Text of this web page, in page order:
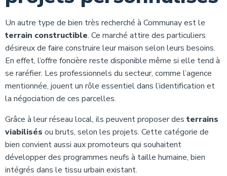
Un autre type de bien très recherché à Communay est le
terrain constructible. Ce marché attire des particuliers
désireux de faire construire leur maison selon leurs besoins.
En effet, l’offre foncière reste disponible même si elle tend à
se raréfier. Les professionnels du secteur, comme l’agence
mentionnée, jouent un rôle essentiel dans l’identification et
la négociation de ces parcelles.
Grâce à leur réseau local, ils peuvent proposer des terrains
viabilisés ou bruts, selon les projets. Cette catégorie de
bien convient aussi aux promoteurs qui souhaitent
développer des programmes neufs à taille humaine, bien
intégrés dans le tissu urbain existant.